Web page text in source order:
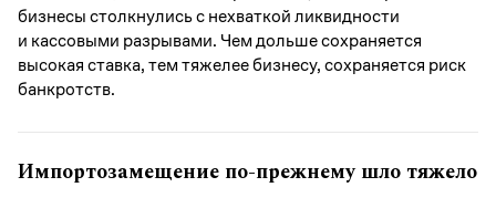
бизнесы столкнулись с нехваткой ликвидности
и кассовыми разрывами. Чем дольше сохраняется
высокая ставка, тем тяжелее бизнесу, сохраняется риск
банкротств.
Импортозамещение по-прежнему шло тяжело